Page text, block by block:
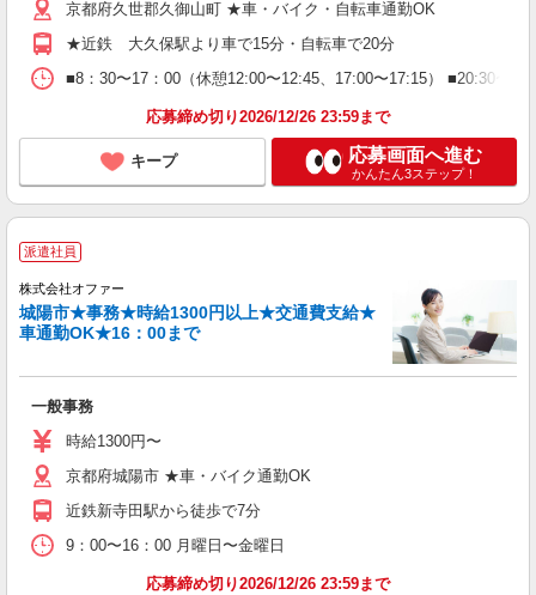
京都府久世郡久御山町 ★車・バイク・自転車通勤OK
★近鉄 大久保駅より車で15分・自転車で20分
■8：30〜17：00（休憩12:00〜12:45、17:00〜17:15） ■20:30〜
応募締め切り2026/12/26 23:59まで
キープ 応募画面へ進む
かんたん3ステップ！
派遣社員
株式会社オファー
城陽市★事務★時給1300円以上★交通費支給★
車通勤OK★16：00まで
一般事務
時給1300円〜
京都府城陽市 ★車・バイク通勤OK
近鉄新寺田駅から徒歩で7分
9：00〜16：00 月曜日〜金曜日
応募締め切り2026/12/26 23:59まで